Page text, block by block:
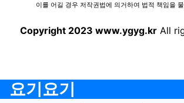
이를 어길 경우 저작권법에 의거하여 법적 책임을
Copyright 2023 www.ygyg.kr All
요기요기